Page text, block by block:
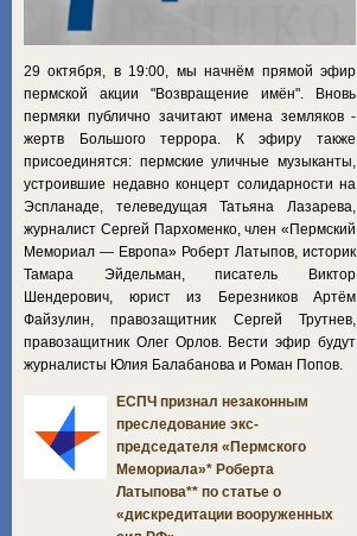
29 октября, в 19:00, мы начнём прямой эфир
пермской акции "Возвращение имён". Вновь
пермяки публично зачитают имена земляков -
жертв Большого террора. К эфиру также
присоединятся: пермские уличные музыканты,
устроившие недавно концерт солидарности на
Эспланаде, телеведущая Татьяна Лазарева,
журналист Сергей Пархоменко, член «Пермский
Мемориал — Европа» Роберт Латыпов, историк
Тамара Эйдельман, писатель Виктор
Шендерович, юрист из Березников Артём
Файзулин, правозащитник Сергей Трутнев,
правозащитник Олег Орлов. Вести эфир будут
журналисты Юлия Балабанова и Роман Попов.
ЕСПЧ признал незаконным
преследование экс-
председателя «Пермского
Мемориала»* Роберта
Латыпова** по статье о
«дискредитации вооруженных